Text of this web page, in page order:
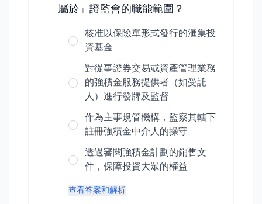
屬於」證監會的職能範圍？
核准以保險單形式發行的滙集投
資基金
對從事證券交易或資產管理業務
的強積金服務提供者（如受託
人）進行發牌及監督
作為主事規管機構，監察其轄下
註冊強積金中介人的操守
透過審閱強積金計劃的銷售文
件，保障投資大眾的權益
查看答案和解析